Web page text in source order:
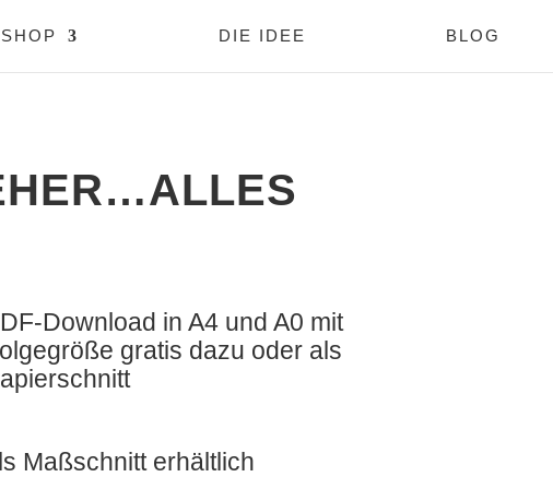
SHOP DIE IDEE BLOG
Download in A4 und A0 mit
gratis dazu oder als
Maßschnitt erhältlich